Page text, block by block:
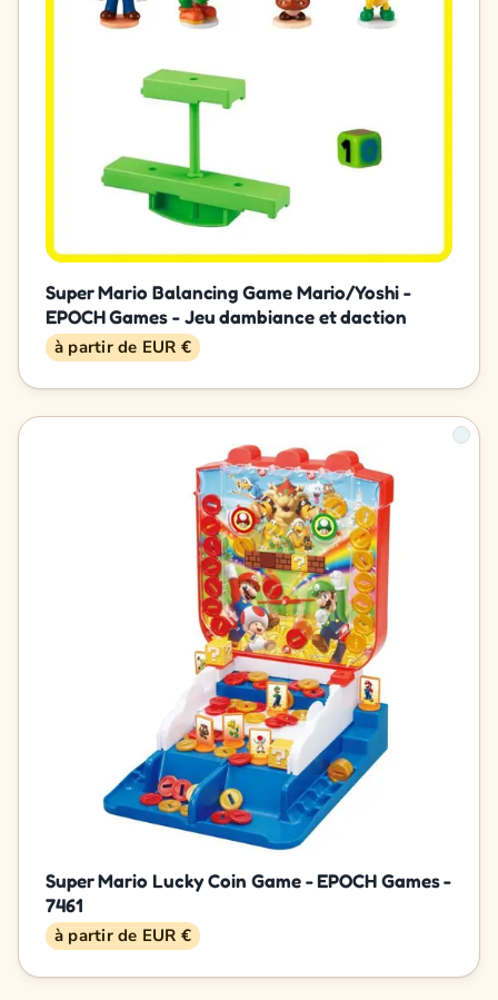
Super Mario Balancing Game Mario/Yoshi -
EPOCH Games - Jeu dambiance et daction
à partir de EUR €
Super Mario Lucky Coin Game - EPOCH Games -
7461
à partir de EUR €